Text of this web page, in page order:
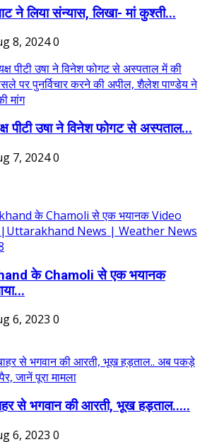
ने लिया संन्यास, लिखा- मां कुश्ती...
8, 20240
पीटी उषा ने विनेश फोगट से अस्पताल...
7, 20240
के Chamoli से एक भयानक
6, 2023 0
से भगवान की आरती, भूख हड़ताल.....
6, 2023 0